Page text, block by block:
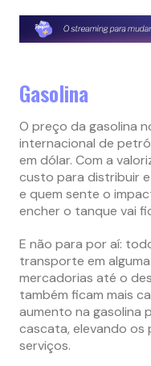
Gasolina
O preço da gasolina
internacional de
em dólar. Com a
custo para distribuir
e quem sente o
encher o tanque vai
E não para por aí:
transporte em
mercadorias até o
também ficam mais
aumento na gasolina
cascata, elevando
serviços.